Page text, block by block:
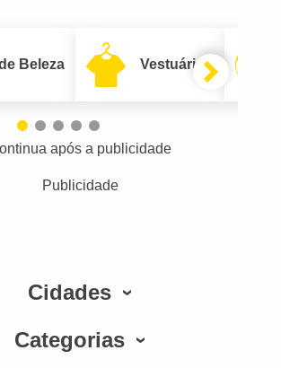
Beleza Vestuário
após a publicidade
Publicidade
Cidades
Categorias